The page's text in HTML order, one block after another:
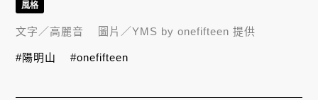
風格
文字／高麗音 圖片／YMS by onefifteen 提供
#陽明山 #onefifteen